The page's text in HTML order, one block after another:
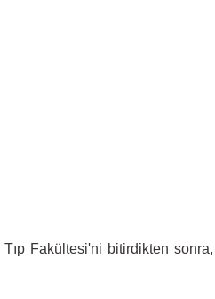
Fakültesi'ni bitirdikten